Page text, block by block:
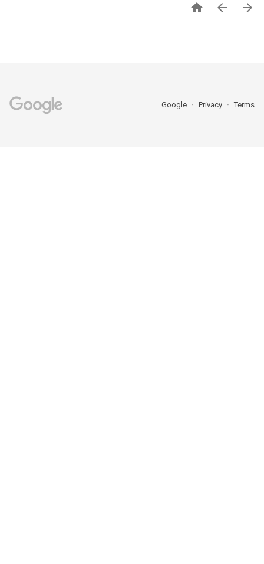
  
Google Privacy Terms